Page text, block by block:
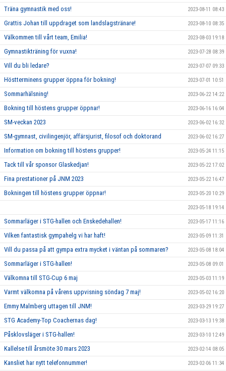
Träna gymnastik med oss! 2023-08-11 08:43
Grattis Johan till uppdraget som landslagstränare! 2023-08-10 08:35
Välkommen till vårt team, Emilia! 2023-08-03 19:18
Gymnastikträning för vuxna! 2023-07-28 08:39
Vill du bli ledare? 2023-07-07 09:33
Höstterminens grupper öppna för bokning! 2023-07-01 10:51
Sommarhälsning! 2023-06-22 14:22
Bokning till höstens grupper öppnar! 2023-06-16 16:04
SM-veckan 2023 2023-06-02 16:32
SM-gymnast, civilingenjör, affärsjurist, filosof och doktorand 2023-06-02 16:27
Information om bokning till höstens grupper! 2023-05-24 11:15
Tack till vår sponsor Glaskedjan! 2023-05-22 17:02
Fina prestationer på JNM 2023 2023-05-22 16:47
Bokningen till höstens grupper öppnar! 2023-05-20 10:29
2023-05-18 19:14
Sommarläger i STG-hallen och Enskedehallen! 2023-05-17 11:16
Vilken fantastisk gympahelg vi har haft! 2023-05-09 11:31
Vill du passa på att gympa extra mycket i väntan på sommaren? 2023-05-08 18:04
Sommarläger i STG-hallen! 2023-05-08 09:01
Välkomna till STG-Cup 6 maj 2023-05-03 11:19
Varmt välkomna på vårens uppvisning söndag 7 maj! 2023-05-02 16:20
Emmy Malmberg uttagen till JNM! 2023-03-29 19:27
STG Academy-Top Coachernas dag! 2023-03-13 19:38
Påsklovsläger i STG-hallen! 2023-03-10 12:49
Kallelse till årsmöte 30 mars 2023 2023-02-14 08:05
Kansliet har nytt telefonnummer! 2023-02-06 11:34